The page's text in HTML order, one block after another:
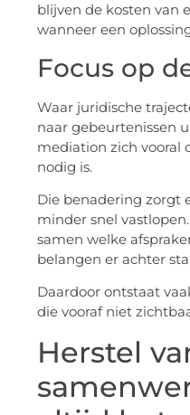
blijven de kosten van
wanneer een
Focus op
Waar juridische
naar gebeurtenissen
mediation zich vooral
nodig is.
Die benadering zorgt
minder snel
samen welke
belangen er achter
Daardoor ontstaat
die vooraf niet
Herstel